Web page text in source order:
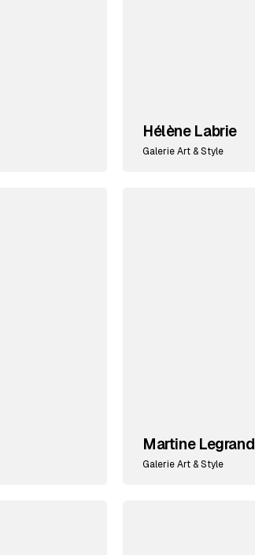
Hélène Labrie
Galerie Art & Style
Martine Legrand
Galerie Art & Style